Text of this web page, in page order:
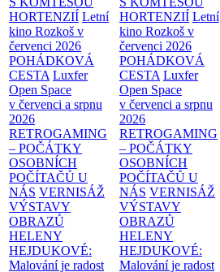
HORTENZIÍ Letní
kino Rozkoš v
červenci 2026
POHÁDKOVÁ
CESTA Luxfer
Open Space
v červenci a srpnu
2026
RETROGAMING
– POČÁTKY
OSOBNÍCH
POČÍTAČŮ U
NÁS VERNISÁŽ
VÝSTAVY
OBRAZŮ
HELENY
HEJDUKOVÉ:
Malování je radost
HORTENZIÍ Letní
kino Rozkoš v
červenci 2026
POHÁDKOVÁ
CESTA Luxfer
Open Space
v červenci a srpnu
2026
RETROGAMING
– POČÁTKY
OSOBNÍCH
POČÍTAČŮ U
NÁS VERNISÁŽ
VÝSTAVY
OBRAZŮ
HELENY
HEJDUKOVÉ:
Malování je radost